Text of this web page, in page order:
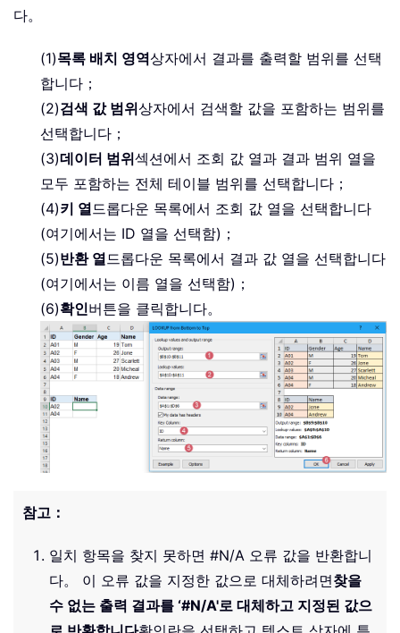
다。
(1)목록 배치 영역상자에서 결과를 출력할 범위를 선택
합니다；
(2)검색 값 범위상자에서 검색할 값을 포함하는 범위를
선택합니다；
(3)데이터 범위섹션에서 조회 값 열과 결과 범위 열을
모두 포함하는 전체 테이블 범위를 선택합니다；
(4)키 열드롭다운 목록에서 조회 값 열을 선택합니다
(여기에서는 ID 열을 선택함)；
(5)반환 열드롭다운 목록에서 결과 값 열을 선택합니다
(여기에서는 이름 열을 선택함)；
(6)확인버튼을 클릭합니다。
참고：
일치 항목을 찾지 못하면 #N/A 오류 값을 반환합니
다。 이 오류 값을 지정한 값으로 대체하려면찾을
수 없는 출력 결과를 ‘#N/A'로 대체하고 지정된 값으